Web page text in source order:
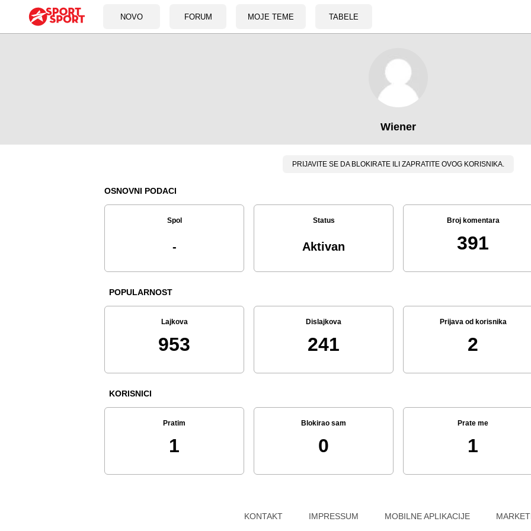
NOVO FORUM MOJE TEME TABELE
Wiener
PRIJAVITE SE DA BLOKIRATE ILI ZAPRATITE OVOG KORISNIKA.
OSNOVNI PODACI
Spol
-
Status
Aktivan
Broj komentara
391
POPULARNOST
Lajkova
953
Dislajkova
241
Prijava od korisnika
2
KORISNICI
Pratim
1
Blokirao sam
0
Prate me
1
KONTAKT IMPRESSUM MOBILNE APLIKACIJE